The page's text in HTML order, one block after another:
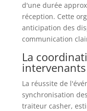
d'une durée
réception. Cette
anticipation des
communication
La
intervenants
La réussite de
synchronisation
traiteur casher,